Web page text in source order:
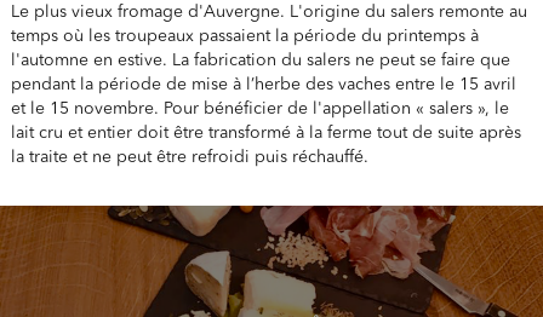
Le plus vieux fromage d'Auvergne. L'origine du salers remonte au
temps où les troupeaux passaient la période du printemps à
l'automne en estive. La fabrication du salers ne peut se faire que
pendant la période de mise à l’herbe des vaches entre le 15 avril
et le 15 novembre. Pour bénéficier de l'appellation « salers », le
lait cru et entier doit être transformé à la ferme tout de suite après
la traite et ne peut être refroidi puis réchauffé.